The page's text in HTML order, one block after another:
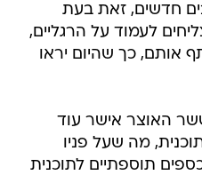
חדשים, זאת בעת
לעמוד על הרגליים,
אותם, כך שהיום יראו
האוצר אישר עוד
מה שעל פניו
תוספתיים לתוכנית